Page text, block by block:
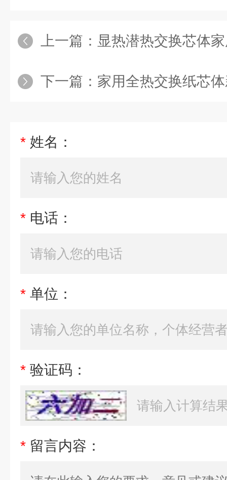
上一篇： 显热潜热交换芯体
下一篇： 家用全热交换纸芯
* 姓名：
* 电话：
* 单位：
* 验证码：
* 留言内容：